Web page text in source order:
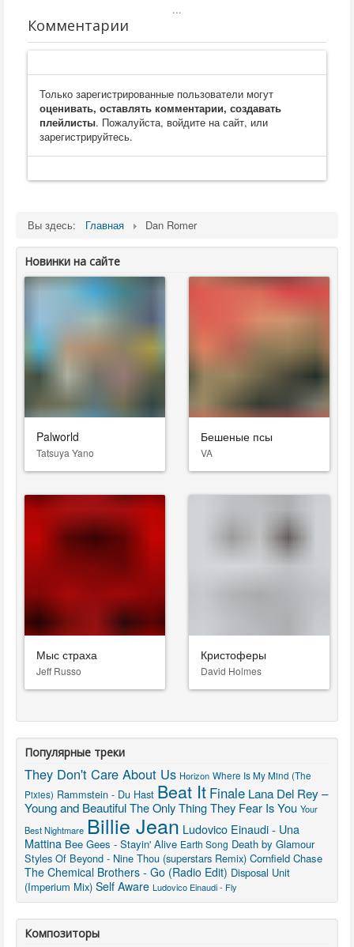
...
Комментарии
Только зарегистрированные пользователи могут
оценивать, оставлять комментарии, создавать
плейлисты. Пожалуйста, войдите на сайт, или
зарегистрируйтесь.
Вы здесь: Главная Dan Romer
Новинки на сайте
Palworld
Tatsuya Yano
Бешеные псы
VA
Мыс страха
Jeff Russo
Кристоферы
David Holmes
Популярные треки
They Don't Care About Us Horizon Where Is My Mind (The
Pixies) Rammstein - Du Hast Beat It Finale Lana Del Rey –
Young and BeautifulThe Only Thing They Fear Is You Your
Best Nightmare Billie Jean Ludovico Einaudi - Una
Mattina Bee Gees - Stayin' Alive Earth Song Death by Glamour
Styles Of Beyond - Nine Thou (superstars Remix) Cornfield Chase
The Chemical Brothers - Go (Radio Edit) Disposal Unit
(Imperium Mix) Self Aware Ludovico Einaudi - Fly
Композиторы